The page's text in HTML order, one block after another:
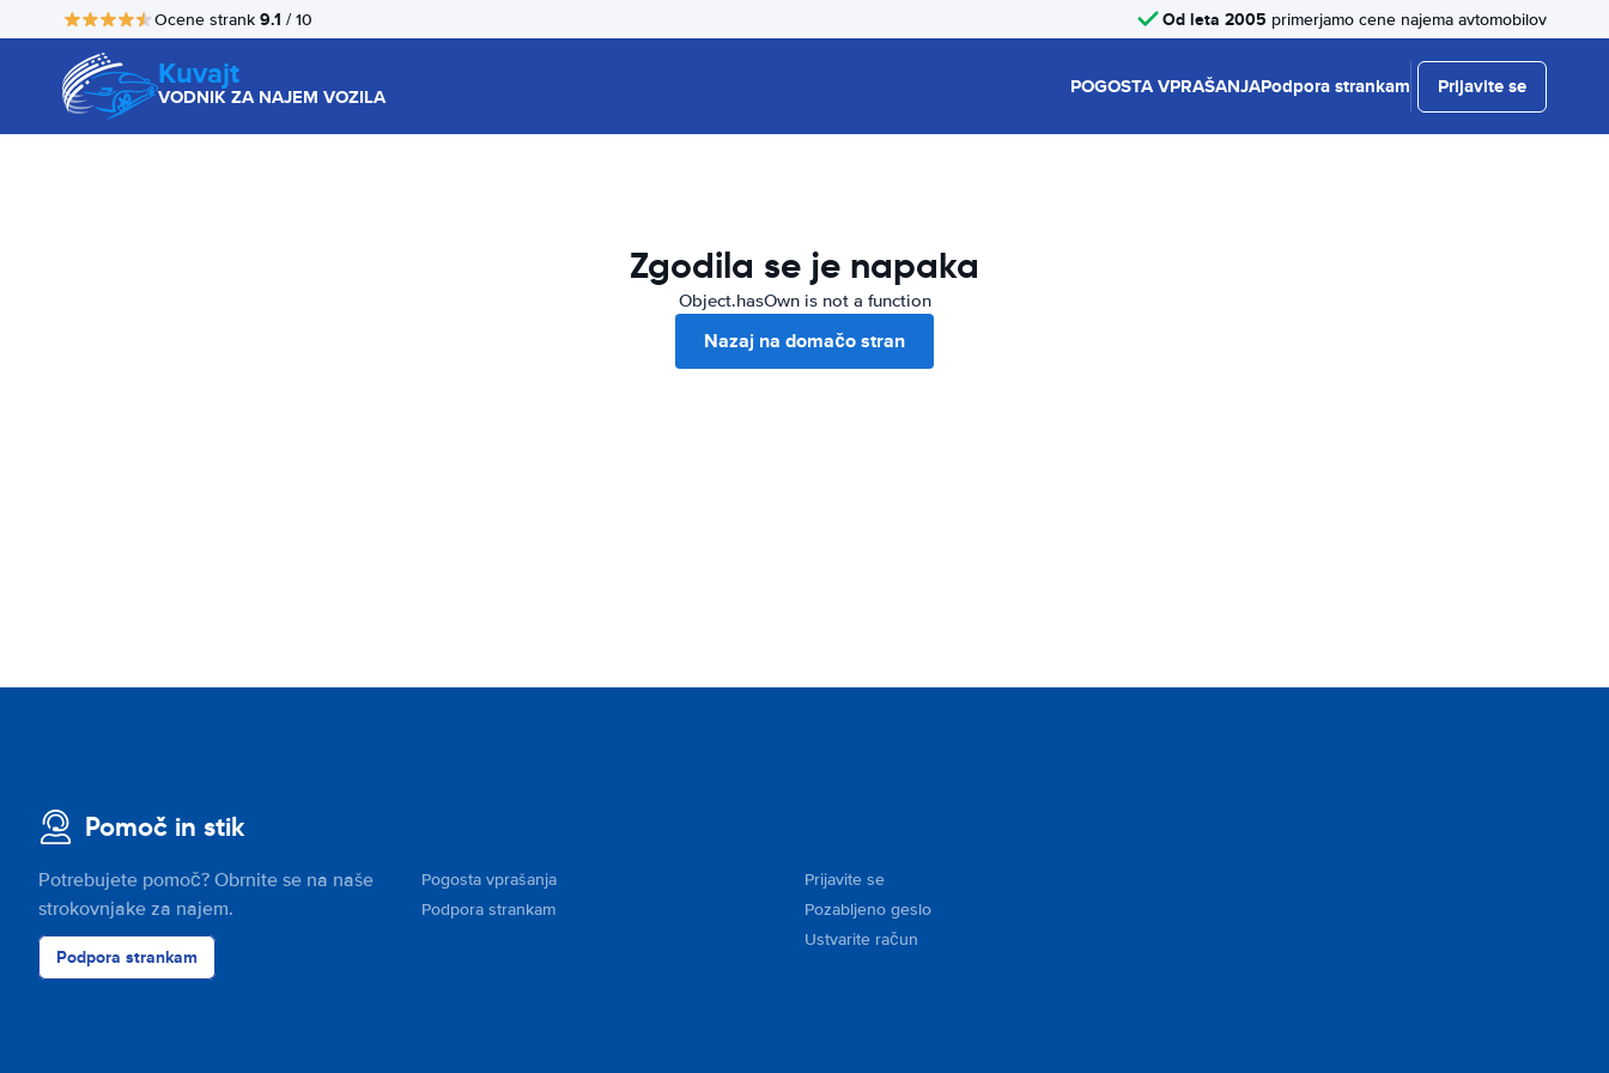
Ocene strank 9.1 / 10 Od leta 2005 primerjamo cene najema avtomobilov
Kuvajt
VODNIK ZA NAJEM VOZILA POGOSTA VPRAŠANJAPodpora strankam Prijavite se
Zgodila se je napaka
Object.hasOwn is not a function
Nazaj na domačo stran
Pomoč in stik
Potrebujete pomoč? Obrnite se na naše
strokovnjake za najem.
Podpora strankam
Pogosta vprašanja
Podpora strankam
Prijavite se
Pozabljeno geslo
Ustvarite račun